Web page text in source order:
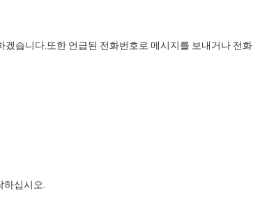
습니다.또한 언급된 전화번호로 메시지를 보내거나 전화
하십시오.